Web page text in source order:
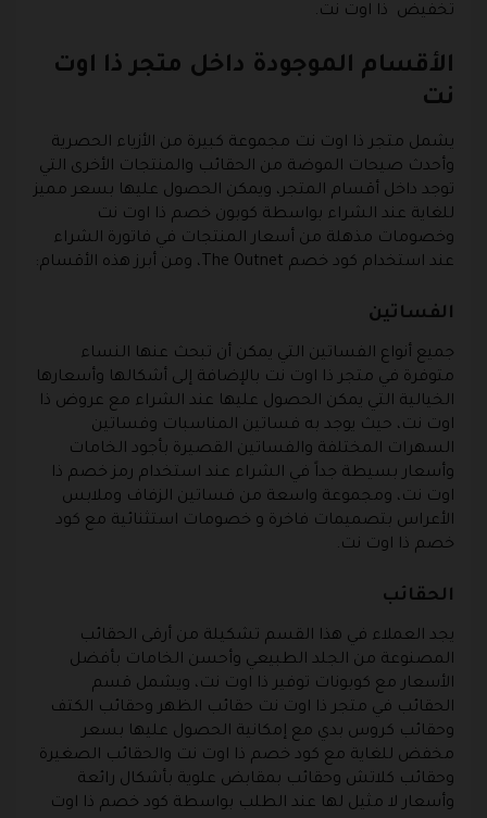
تخفيض ذا اوت نت.
الأقسام الموجودة داخل متجر ذا اوت
نت
يشمل متجر ذا اوت نت مجموعة كبيرة من الأزياء الحصرية
وأحدث صيحات الموضة من الحقائب والمنتجات الأخرى التي
توجد داخل أقسام المتجر، ويمكن الحصول عليها بسعر مميز
للغاية عند الشراء بواسطة كوبون خصم ذا اوت نت
وخصومات مذهلة من أسعار المنتجات في فاتورة الشراء
عند استخدام كود خصم The Outnet، ومن أبرز هذه الأقسام:
الفساتين
جميع أنواع الفساتين التي يمكن أن تبحث عنها النساء
متوفرة في متجر ذا اوت نت بالإضافة إلى أشكالها وأسعارها
الخيالية التي يمكن الحصول عليها عند الشراء مع عروض ذا
اوت نت، حيث يوجد به فساتين المناسبات وفساتين
السهرات المختلفة والفساتين القصيرة بأجود الخامات
وأسعار بسيطة جداً في الشراء عند استخدام رمز خصم ذا
اوت نت، ومجموعة واسعة من فساتين الزفاف وملابس
الأعراس بتصميمات فاخرة و خصومات استثنائية مع كود
خصم ذا اوت نت.
الحقائب
يجد العملاء في هذا القسم تشكيلة من أرقى الحقائب
المصنوعة من الجلد الطبيعي وأحسن الخامات بأفضل
الأسعار مع كوبونات توفير ذا اوت نت، ويشمل قسم
الحقائب في متجر ذا اوت نت حقائب الظهر وحقائب الكتف
وحقائب كروس بدي مع إمكانية الحصول عليها بسعر
مخفض للغاية مع كود خصم ذا اوت نت والحقائب الصغيرة
وحقائب كلاتش وحقائب بمقابض علوية بأشكال رائعة
وأسعار لا مثيل لها عند الطلب بواسطة كود خصم ذا اوت